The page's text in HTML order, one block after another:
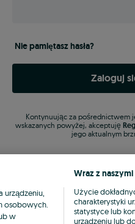
Nie pamiętasz hasła?
Zaloguj
Kontynuując za pośrednictwem
wskazanych powyżej, akceptuję
jego aktualnym
osobowych.
w
Wraz z
Użycie
charakterystyki
statystyce lub
urządzeniu lub